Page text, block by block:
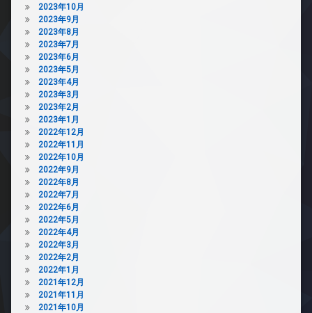
2023年10月
2023年9月
2023年8月
2023年7月
2023年6月
2023年5月
2023年4月
2023年3月
2023年2月
2023年1月
2022年12月
2022年11月
2022年10月
2022年9月
2022年8月
2022年7月
2022年6月
2022年5月
2022年4月
2022年3月
2022年2月
2022年1月
2021年12月
2021年11月
2021年10月